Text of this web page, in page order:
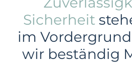
Sicherheit
im
wir beständig